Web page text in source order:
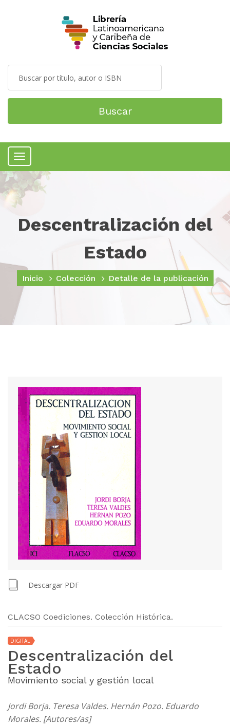
Buscar
Menú
Descentralización del
Estado
Inicio Colección Detalle de la publicación
Descargar PDF
CLACSO Coediciones. Colección Histórica.
DIGITAL
Descentralización del
Estado
Movimiento social y gestión local
Jordi Borja. Teresa Valdes. Hernán Pozo. Eduardo
Morales. [Autores/as]